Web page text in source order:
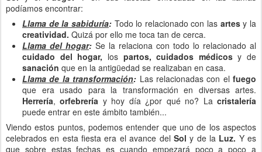
podíamos encontrar:
Llama de la sabiduría:Todo lo relacionado con las artesy la
creatividad. Quizá por ello me toca tan de cerca.
Llama del hogar: Se la relaciona con todo lo relacionado al
cuidado del hogar, los partos, cuidados médicosy de
sanación que en la antigüedad se realizaban en casa.
Llama de la transformación: Las relacionadas con el fuego
que era usado para la transformación en diversas artes.
Herrería,orfebrería y hoy día ¿por qué no? Lacristalería
puede entrar en este ámbito también...
Viendo estos puntos, podemos entender que uno de los aspectos
celebrados en esta fiesta era el avance del Soly de la Luz. Y es
que sobre estas fechas es cuando empezará poco a poco a